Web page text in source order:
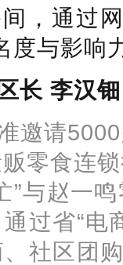
，通过
度与影响
长 李汉
邀请
零食连
”与赵一
过省“电
社区团